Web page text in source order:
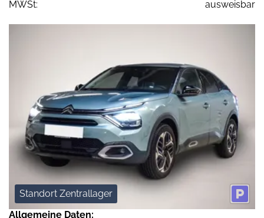
MWSt:
ausweisbar
Standort Zentrallager
Allgemeine Daten: